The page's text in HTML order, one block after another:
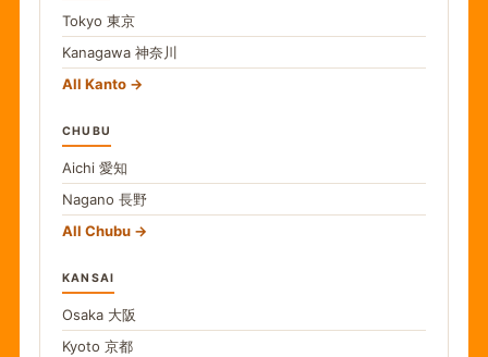
Tokyo 東京
Kanagawa 神奈川
All Kanto
CHUBU
Aichi 愛知
Nagano 長野
All Chubu
KANSAI
Osaka 大阪
Kyoto 京都